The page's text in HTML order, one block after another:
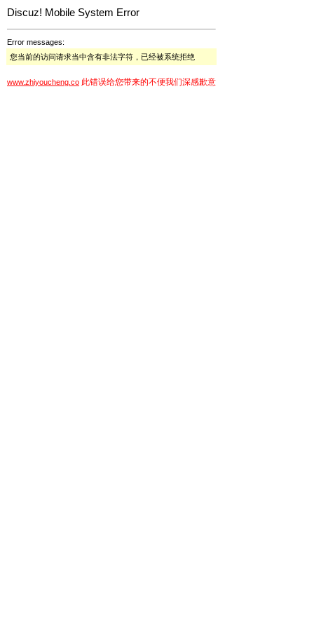
Discuz! Mobile System Error
Error messages:
您当前的访问请求当中含有非法字符，已经被系统拒绝
www.zhiyoucheng.co 此错误给您带来的不便我们深感歉意